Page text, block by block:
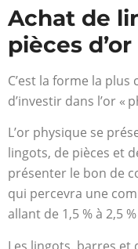
Achat de
pièces d’or
C’est la forme la
d’investir dans l’or «
L’or physique se
lingots, de pièces et
présenter le bon de
qui percevra une
allant de 1,5 % à 2,5